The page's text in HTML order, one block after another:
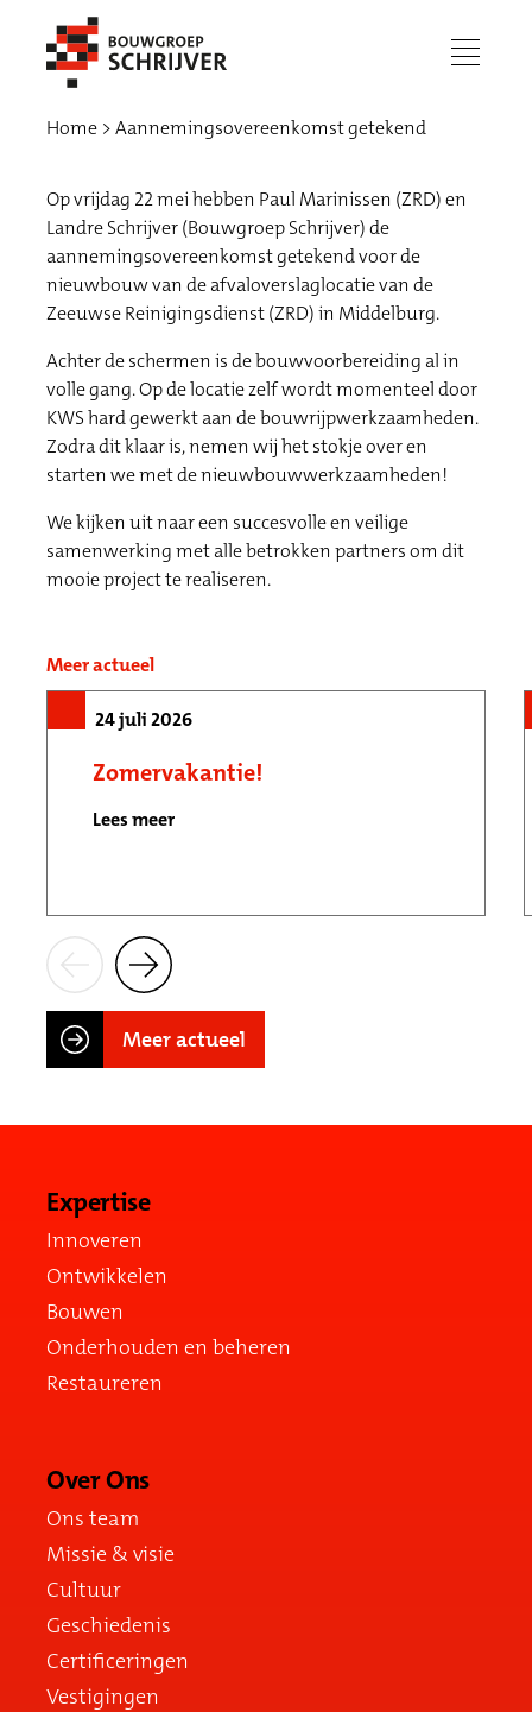
menu
Werken bij
Home Aannemingsovereenkomst getekend
Op vrijdag 22 mei hebben Paul Marinissen (ZRD) en
Landre Schrijver (Bouwgroep Schrijver) de
aannemingsovereenkomst getekend voor de
nieuwbouw van de afvaloverslaglocatie van de
Zeeuwse Reinigingsdienst (ZRD) in Middelburg.
Achter de schermen is de bouwvoorbereiding al in
volle gang. Op de locatie zelf wordt momenteel door
KWS hard gewerkt aan de bouwrijpwerkzaamheden.
Zodra dit klaar is, nemen wij het stokje over en
starten we met de nieuwbouwwerkzaamheden!
We kijken uit naar een succesvolle en veilige
samenwerking met alle betrokken partners om dit
mooie project te realiseren.
Meer actueel
24 juli 2026
Zomervakantie!
Lees meer
Meer actueel
Expertise
Innoveren
Ontwikkelen
Bouwen
Onderhouden en beheren
Restaureren
Over Ons
Ons team
Missie & visie
Cultuur
Geschiedenis
Certificeringen
Vestigingen